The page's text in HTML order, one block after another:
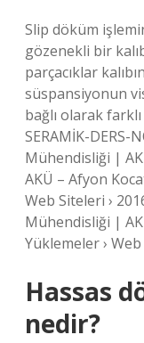
Slip döküm
gözenekli bir
parçacıklar
süspansiyonun
bağlı olarak
SERAMİK-DERS-
Mühendisliği |
AKÜ – Afyon
Web Siteleri ›
Mühendisliği |
Yüklemeler ›
Hassas
nedir?